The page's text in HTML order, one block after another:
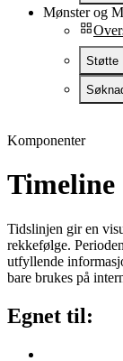
Mønster og
Støtte
Komponenter
Timeline
Tidslinjen gir en
rekkefølge.
utfyllende
bare brukes på
Egnet til: